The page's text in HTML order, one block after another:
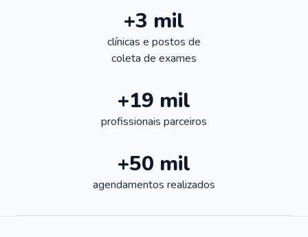
+3 mil
clínicas e postos de
coleta de exames
+19 mil
profissionais parceiros
+50 mil
agendamentos realizados